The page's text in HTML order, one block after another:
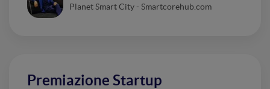
Planet Smart City - Smartcorehub.com
Premiazione Startup